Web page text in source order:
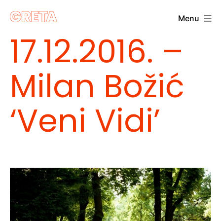
Skip
content
Menu
17.12.2016. –
Milan Božić
‘Veni Vidi’